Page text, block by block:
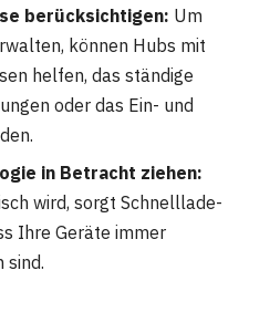
berücksichtigen: Um
können Hubs mit
helfen, das ständige
oder das Ein- und
in Betracht ziehen:
wird, sorgt Schnelllade-
Ihre Geräte immer
sind.